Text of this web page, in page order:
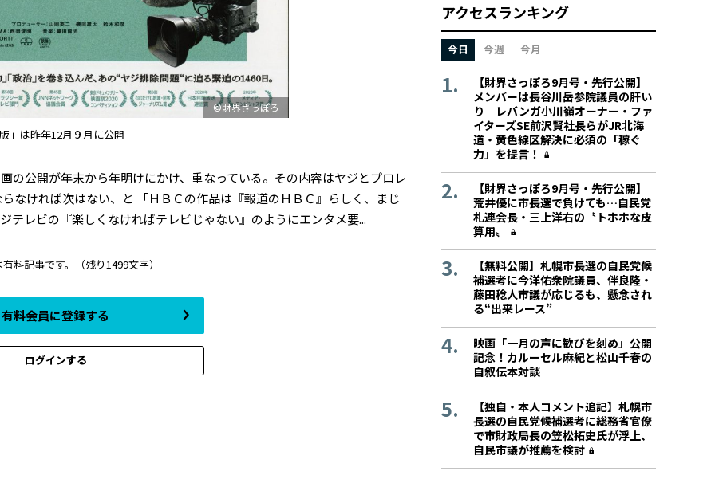
©財界さっぽろ
」は昨年12月９月に公開
公開が年末から年明けにかけ、重なっている。その内容はヤジとプロレ
なければ次はない、と 「ＨＢＣの作品は『報道のＨＢＣ』らしく、まじ
テレビの『楽しくなければテレビじゃない』のようにエンタメ要...
料記事です。 （残り1499文字）
有料会員に登録する
ログインする
アクセスランキング
今日 今週 今月
【財界さっぽろ9月号・先行公開】
メンバーは長谷川岳参院議員の肝い
り レバンガ小川嶺オーナー・ファ
イターズSE前沢賢社長らがJR北海
道・黄色線区解決に必須の「稼ぐ
力」を提言！
【財界さっぽろ9月号・先行公開】
荒井優に市長選で負けても…自民党
札連会長・三上洋右の〝トホホな皮
算用〟
【無料公開】札幌市長選の自民党候
補選考に今洋佑衆院議員、伴良隆・
藤田稔人市議が応じるも、懸念され
る“出来レース”
映画「一月の声に歓びを刻め」公開
記念！カルーセル麻紀と松山千春の
自叙伝本対談
【独自・本人コメント追記】札幌市
長選の自民党候補選考に総務省官僚
で市財政局長の笠松拓史氏が浮上、
自民市議が推薦を検討